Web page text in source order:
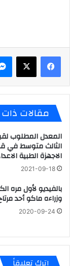
مقالات
المعدل المطلوب
الثالث متوسط في
الاجهزة الطبية
2021-09-18
بالفيديو لأول مره
وزراءه ماكو أحد
2020-09-24
اترك تعليقاً